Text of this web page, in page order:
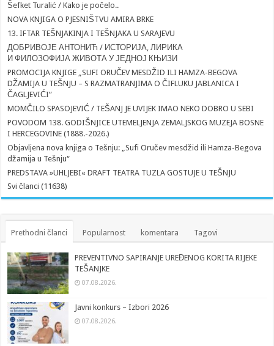
Šefket Turalić / Kako je počelo..
NOVA KNJIGA O PJESNIŠTVU AMIRA BRKE
13. IFTAR TEŠNJAKINJA I TEŠNJAKA U SARAJEVU
ДОБРИВОЈЕ АНТОНИЋ / ИСТОРИЈА, ЛИРИКА
И ФИЛОЗОФИЈА ЖИВОТА У ЈЕДНОЈ КЊИЗИ
PROMOCIJA KNJIGE „SUFI ORUČEV MESDŽID ILI HAMZA-BEGOVA
DŽAMIJA U TEŠNJU – S RAZMATRANJIMA O ČIFLUKU JABLANICA I
ČAGLJEVIĆI”
MOMČILO SPASOJEVIĆ / TEŠANJ JE UVIJEK IMAO NEKO DOBRO U SEBI
POVODOM 138. GODIŠNJICE UTEMELJENJA ZEMALJSKOG MUZEJA BOSNE
I HERCEGOVINE (1888.-2026.)
Objavljena nova knjiga o Tešnju: „Sufi Oručev mesdžid ili Hamza-Begova
džamija u Tešnju“
PREDSTAVA »UHLJEBI« DRAFT TEATRA TUZLA GOSTUJE U TEŠNJU
Svi članci (11638)
Prethodni članci Popularnost komentara Tagovi
PREVENTIVNO SAPIRANJE UREĐENOG KORITA RIJEKE
TEŠANJKE
07.08.2026.
Javni konkurs – Izbori 2026
07.08.2026.